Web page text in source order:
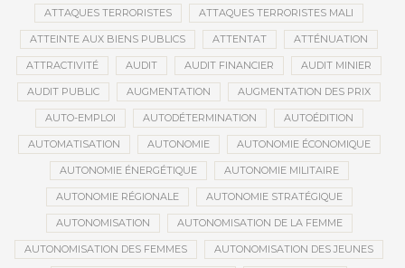
ATTAQUES TERRORISTES ATTAQUES TERRORISTES MALI
ATTEINTE AUX BIENS PUBLICS ATTENTAT ATTÉNUATION
ATTRACTIVITÉ AUDIT AUDIT FINANCIER AUDIT MINIER
AUDIT PUBLIC AUGMENTATION AUGMENTATION DES PRIX
AUTO-EMPLOI AUTODÉTERMINATION AUTOÉDITION
AUTOMATISATION AUTONOMIE AUTONOMIE ÉCONOMIQUE
AUTONOMIE ÉNERGÉTIQUE AUTONOMIE MILITAIRE
AUTONOMIE RÉGIONALE AUTONOMIE STRATÉGIQUE
AUTONOMISATION AUTONOMISATION DE LA FEMME
AUTONOMISATION DES FEMMES AUTONOMISATION DES JEUNES